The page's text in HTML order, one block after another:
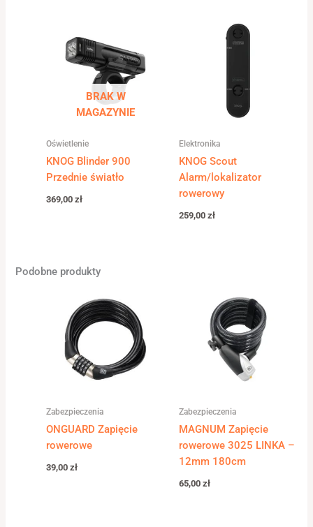
BRAK W
MAGAZYNIE
Oświetlenie
KNOG Blinder 900
Przednie światło
369,00zł
Elektronika
KNOG Scout
Alarm/lokalizator
rowerowy
259,00 zł
Podobne produkty
Zabezpieczenia
ONGUARD Zapięcie
rowerowe
39,00zł
Zabezpieczenia
MAGNUM Zapięcie
rowerowe 3025 LINKA –
12mm 180cm
65,00 zł